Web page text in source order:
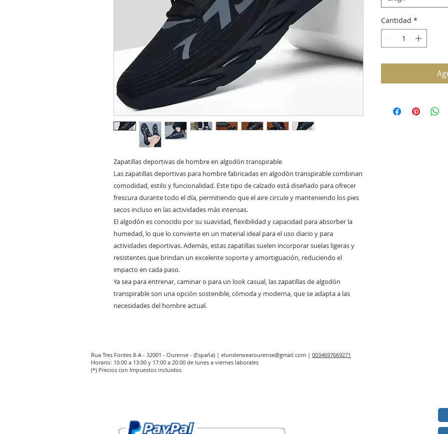
Zapatillas deportivas de hombre en algodón transpirable
Las zapatillas deportivas para hombre fabricadas en algodón transpirable combinan
comodidad, estilo y funcionalidad. Este tipo de calzado está diseñado para ofrecer
frescura durante todo el día, permitiendo que el aire circule y manteniendo los pies
secos incluso en las actividades más intensas.
El algodón es conocido por su suavidad, flexibilidad y capacidad para absorber la
humedad, lo que lo convierte en un material ideal para el uso diario y para
actividades deportivas. Además, estas zapatillas suelen incorporar suelas ligeras y
resistentes que brindan un excelente soporte y amortiguación, reduciendo el
impacto en cada paso.
Ya sea para entrenar, caminar o para un look casual, las zapatillas de algodón
transpirable son una opción sostenible, cómoda y moderna, que se adapta a las
necesidades del hombre actual.
Cantidad *
Rua Tres Fontes 8-A - 32001 - Ourense - (España) | elunderwearourense@gmail.com | 0034697669271
Horario: 10:00 a 13:00 y 17:00 a 20:00 de lunes a viernes laborales
(*) Precios con Impuestos incluidos